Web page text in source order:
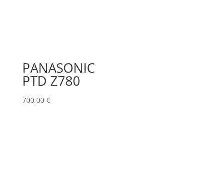
PANASONIC
PTD Z780
700,00 €